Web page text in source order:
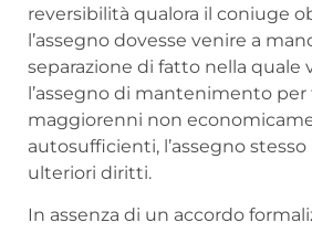
reversibilità qualora il coniuge
l’assegno dovesse venire a
separazione di fatto nella quale
l’assegno di mantenimento
maggiorenni non
autosufficienti, l’assegno
ulteriori diritti.
In assenza di un accordo